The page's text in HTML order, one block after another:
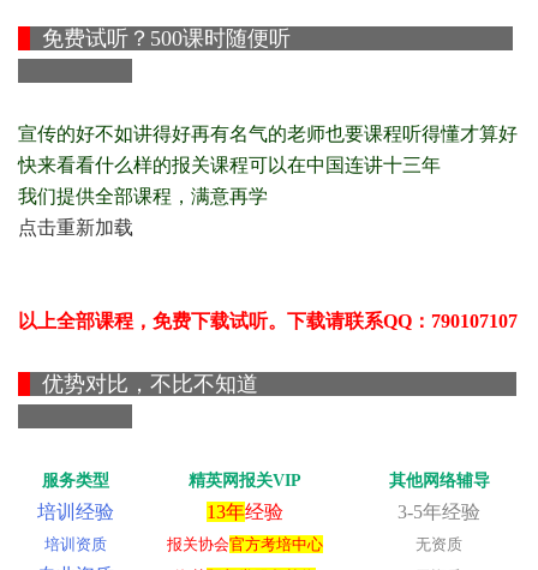
免费试听？500课时随便听
宣传的好不如讲得好再有名气的老师也要课程听得懂才算好
快来看看什么样的报关课程可以在中国连讲十三年
我们提供全部课程，满意再学
点击重新加载
以上全部课程，免费下载试听。下载请联系QQ：790107107
优势对比，不比不知道
服务类型 精英网报关VIP 其他网络辅导
培训经验 13年经验 3-5年经验
培训资质 报关协会官方考培中心 无资质